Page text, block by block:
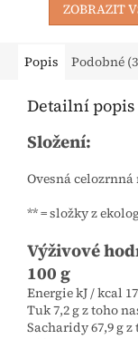
ZOBRAZIT
Popis Podobné
Detailní
Složení:
Ovesná
** = složky z
Výživové
100 g
Energie kJ / kcal
Tuk 7,2 g z toho
Sacharidy 67,9 g